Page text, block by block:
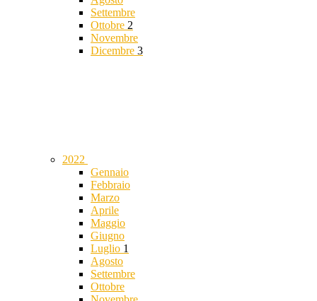
Settembre
Ottobre 2
Novembre
Dicembre 3
2022
Gennaio
Febbraio
Marzo
Aprile
Maggio
Giugno
Luglio 1
Agosto
Settembre
Ottobre